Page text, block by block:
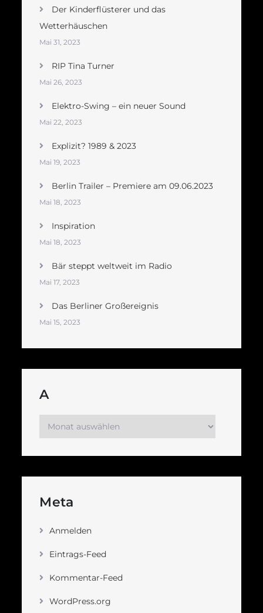
Der Kinderflüsterer und das
Wetterhäuschen
Mai 31, 2023
RIP Tina Turner
Mai 26, 2023
Elektro-Swing – ein neuer Sound
Mai 22, 2023
Explizit? 1989 & 2023
Mai 19, 2023
Berlin Trailer – Premiere am 09.06.2023
Mai 18, 2023
Inspiration
Mai 18, 2023
Bär steppt weltweit im Radio
Mai 17, 2023
Das Berliner Großereignis
Mai 15, 2023
A
Meta
Anmelden
Eintrags-Feed
Kommentar-Feed
WordPress.org